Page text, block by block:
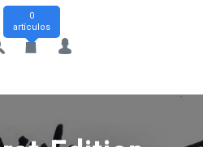
0
artículos